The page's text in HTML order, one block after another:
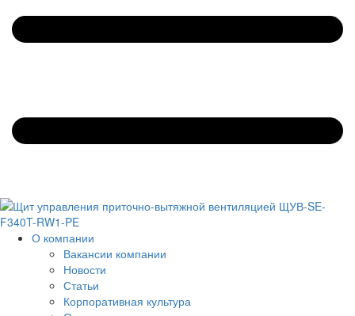
О компании
Вакансии компании
Новости
Статьи
Корпоративная культура